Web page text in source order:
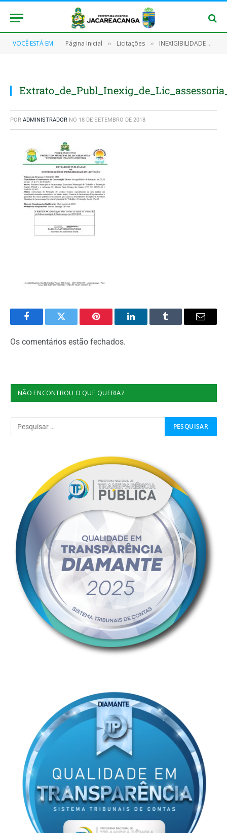
VOCÊ ESTÁ EM: Página Inicial » Licitações » INEXIGIBILIDADE Nº 001/2018-ASSISTÊNCIA SOCIAL
POR ADMINISTRADOR NO 18 DE SETEMBRO DE 2018
FacebookTwitter Pinterest O
Tumblr
E-
Os comentários estão fechados.
NÃO ENCONTROU O QUE QUERIA?